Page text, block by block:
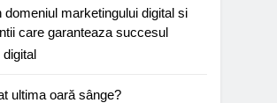
domeniul marketingului digital si
care garanteaza succesul
ultima oară sânge?